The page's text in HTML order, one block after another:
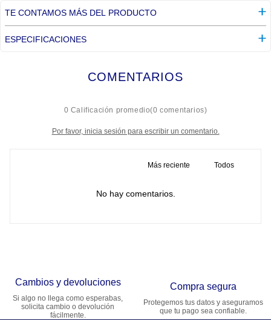
TE CONTAMOS MÁS DEL PRODUCTO
ESPECIFICACIONES
COMENTARIOS
0 Calificación promedio(0 comentarios)
Por favor, inicia sesión para escribir un comentario.
Más reciente Todos
No hay comentarios.
Cambios y devoluciones
Si algo no llega como esperabas,
solicita cambio o devolución
fácilmente.
Compra segura
Protegemos tus datos y aseguramos
que tu pago sea confiable.